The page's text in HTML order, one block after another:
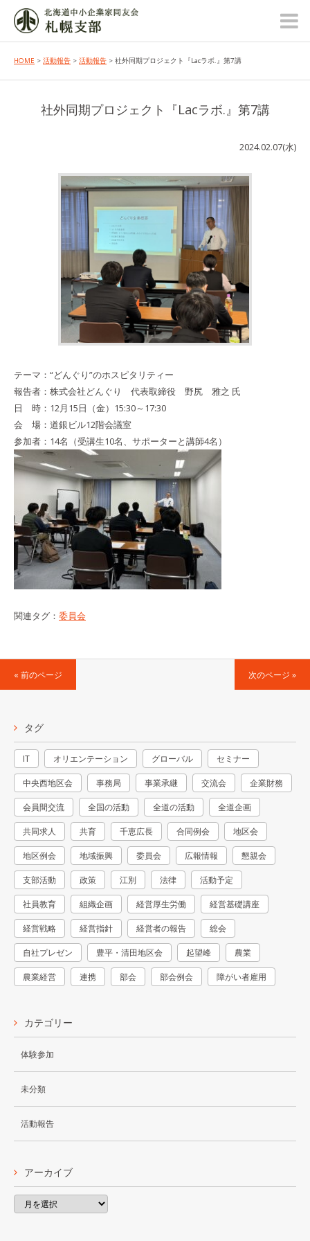
HOME > 活動報告 > 活動報告 > 社外同期プロジェクト『Lacラボ.』第7講
社外同期プロジェクト『Lacラボ.』第7講
2024.02.07(水)
テーマ：“どんぐり”のホスピタリティー
報告者：株式会社どんぐり 代表取締役 野尻 雅之 氏
日 時：12月15日（金）15:30～17:30
会 場：道銀ビル12階会議室
参加者：14名 （受講生10名、サポーターと講師4名）
関連タグ： 委員会
« 前のページ 次のページ »
タグ
IT オリエンテーション グローバル セミナー
中央西地区会 事務局 事業承継 交流会 企業財務
会員間交流 全国の活動 全道の活動 全道企画
共同求人 共育 千恵広長 合同例会 地区会
地区例会 地域振興 委員会 広報情報 懇親会
支部活動 政策 江別 法律 活動予定
社員教育 組織企画 経営厚生労働 経営基礎講座
経営戦略 経営指針 経営者の報告 総会
自社プレゼン 豊平・清田地区会 起望峰 農業
農業経営 連携 部会 部会例会 障がい者雇用
カテゴリー
体験参加
未分類
活動報告
アーカイブ